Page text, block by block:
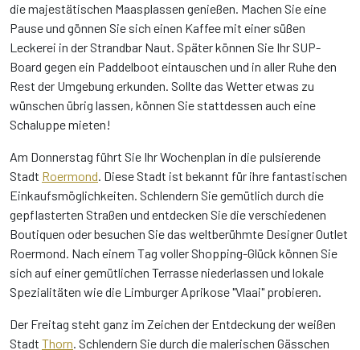
die majestätischen Maasplassen genießen. Machen Sie eine
Pause und gönnen Sie sich einen Kaffee mit einer süßen
Leckerei in der Strandbar Naut. Später können Sie Ihr SUP-
Board gegen ein Paddelboot eintauschen und in aller Ruhe den
Rest der Umgebung erkunden. Sollte das Wetter etwas zu
wünschen übrig lassen, können Sie stattdessen auch eine
Schaluppe mieten!
Am Donnerstag führt Sie Ihr Wochenplan in die pulsierende
Stadt Roermond. Diese Stadt ist bekannt für ihre fantastischen
Einkaufsmöglichkeiten. Schlendern Sie gemütlich durch die
gepflasterten Straßen und entdecken Sie die verschiedenen
Boutiquen oder besuchen Sie das weltberühmte Designer Outlet
Roermond. Nach einem Tag voller Shopping-Glück können Sie
sich auf einer gemütlichen Terrasse niederlassen und lokale
Spezialitäten wie die Limburger Aprikose "Vlaai" probieren.
Der Freitag steht ganz im Zeichen der Entdeckung der weißen
Stadt Thorn. Schlendern Sie durch die malerischen Gässchen